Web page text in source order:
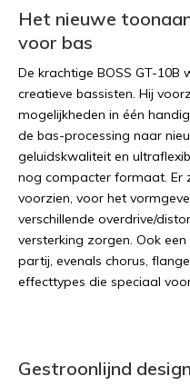
Het nieuwe
voor bas
De krachtige BOSS GT-
creatieve bassisten. Hij
mogelijkheden in één
de bas-processing naar
geluidskwaliteit en
nog compacter formaat. Er
voorzien, voor het
verschillende overdrive/
versterking zorgen. Ook
partij, evenals chorus,
effecttypes die speciaal
Gestroonlijnd